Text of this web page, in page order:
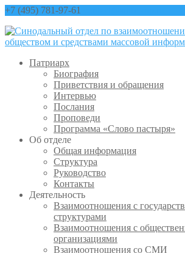
+7 (495) 781-97-61
Патриарх
Биография
Приветствия и обращения
Интервью
Послания
Проповеди
Программа «Слово пастыря»
Об отделе
Общая информация
Структура
Руководство
Контакты
Деятельность
Взаимоотношения с
структурами
Взаимоотношения с
организациями
Взаимоотношения со СМИ